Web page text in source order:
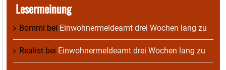
Lesermeinung
Bomml bei Einwohnermeldeamt drei Wochen lang zu
Realist bei Einwohnermeldeamt drei Wochen lang zu